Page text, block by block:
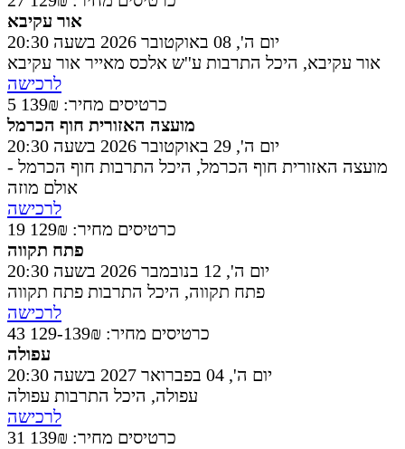
אור עקיבא
יום ה', 08 באוקטובר 2026 בשעה 20:30
אור עקיבא, היכל התרבות ע''ש אלכס מאייר אור עקיבא
לרכישה
5 כרטיסים מחיר: 139₪
מועצה האזורית חוף הכרמל
יום ה', 29 באוקטובר 2026 בשעה 20:30
מועצה האזורית חוף הכרמל, היכל התרבות חוף הכרמל -
אולם מוזה
לרכישה
19 כרטיסים מחיר: 129₪
פתח תקווה
יום ה', 12 בנובמבר 2026 בשעה 20:30
פתח תקווה, היכל התרבות פתח תקווה
לרכישה
43 כרטיסים מחיר: 129-139₪
עפולה
יום ה', 04 בפברואר 2027 בשעה 20:30
עפולה, היכל התרבות עפולה
לרכישה
31 כרטיסים מחיר: 139₪